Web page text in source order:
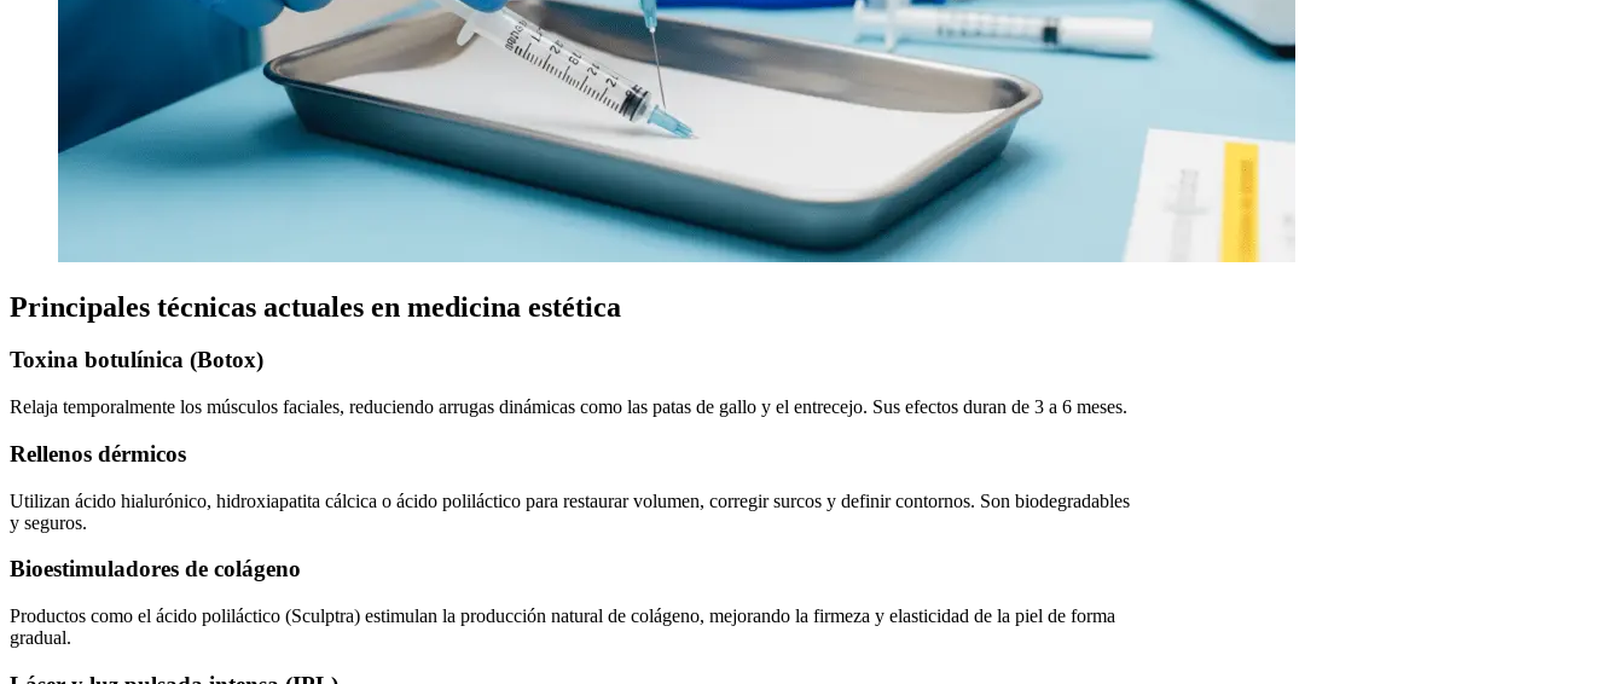
Principales técnicas actuales en medicina estética
Toxina botulínica (Botox)
Relaja temporalmente los músculos faciales, reduciendo arrugas dinámicas como las patas de gallo y el entrecejo. Sus efectos duran de 3 a 6 meses.
Rellenos dérmicos
Utilizan ácido hialurónico, hidroxiapatita cálcica o ácido poliláctico para restaurar volumen, corregir surcos y definir contornos. Son biodegradables
y seguros.
Bioestimuladores de colágeno
Productos como el ácido poliláctico (Sculptra) estimulan la producción natural de colágeno, mejorando la firmeza y elasticidad de la piel de forma
gradual.